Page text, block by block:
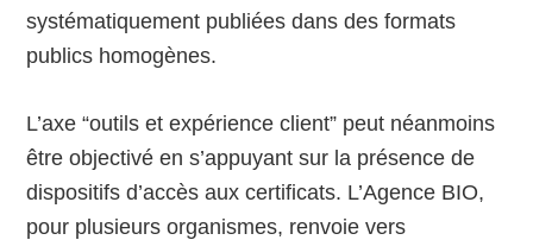
systématiquement publiées dans des formats
publics homogènes.
L’axe “outils et expérience client” peut néanmoins
être objectivé en s’appuyant sur la présence de
dispositifs d’accès aux certificats. L’Agence BIO,
pour plusieurs organismes, renvoie vers